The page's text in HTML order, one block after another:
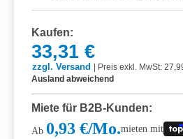
Kaufen:
33,31 €
zzgl. Versand
Preis exkl. MwSt:
Ausland abweichend
Miete für B2B-Kunden:
Ab 0,93 €/Mo.mieten mit